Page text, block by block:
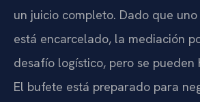
un juicio completo. Dado que
está encarcelado, la mediación
desafío logístico, pero se pueden
El bufete está preparado para